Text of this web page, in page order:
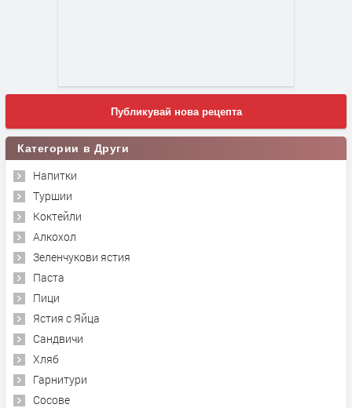
Публикувай нова рецепта
Категории в Други
Напитки
Туршии
Коктейли
Алкохол
Зеленчукови ястия
Паста
Пици
Ястия с Яйца
Сандвичи
Хляб
Гарнитури
Сосове